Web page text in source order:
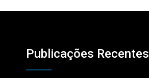
Publicações Recentes